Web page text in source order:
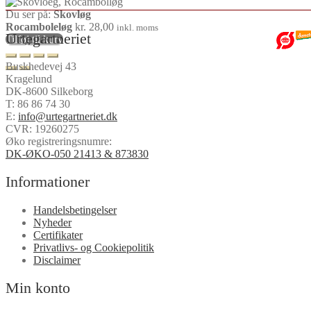
Urtegartneriet
Buskhedevej 43
Kragelund
DK-8600 Silkeborg
T: 86 86 74 30
E: info@urtegartneriet.dk
CVR: 19260275
Øko registreringsnumre:
DK-ØKO-050 21413 & 873830
Informationer
Handelsbetingelser
Nyheder
Certifikater
Privatlivs- og Cookiepolitik
Disclaimer
Min konto
Du ser på:Skovløg
Rocamboleløg kr. 28,00 inkl. moms
Tilføj til kurv